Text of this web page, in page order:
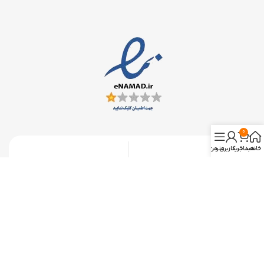
خانه
0
سبد خرید
حساب کاربری من
منو